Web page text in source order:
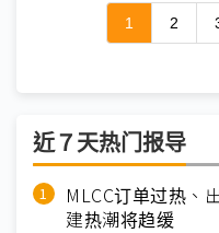
1 2
近７天热门报导
MLCC订单过热
建热潮将趋缓